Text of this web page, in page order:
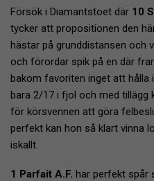
Försök i Diamantstoet där 10
tycker att propositionen den
hästar på grunddistansen och
och förordar spik på en där
bakom favoriten inget att hålla
bara 2/17 i fjol och med tillägg
för körsvennen att göra
perfekt kan hon så klart vinna
iskallt.
1 Parfait A.F. har perfekt spår